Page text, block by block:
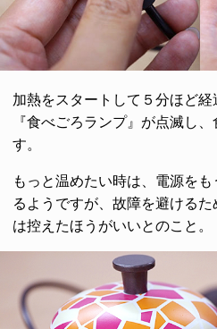
加熱をスタートして５分ほど
『食べごろランプ』が点滅し
す。
もっと温めたい時は、電源を
るようですが、故障を避ける
は控えたほうがいいとのこと。